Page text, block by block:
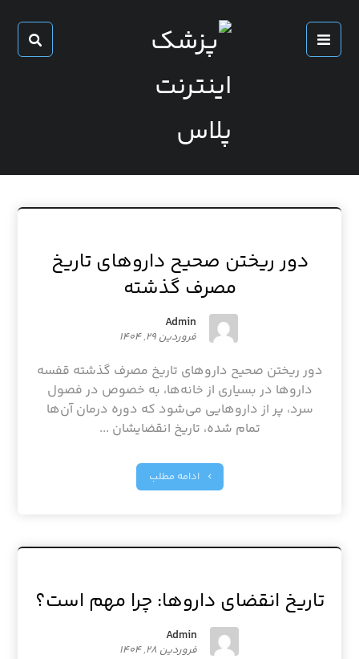
دور ریختن صحیح داروهای تاریخ
مصرف گذشته
Admin
فروردین ۲۹, ۱۴۰۴
دور ریختن صحیح داروهای تاریخ مصرف گذشته قفسه
داروها در بسیاری از خانه‌ها، به خصوص در فصول
سرد، پر از داروهایی می‌شود که دوره درمان آن‌ها
تمام شده، تاریخ انقضایشان ...
ادامه مطلب
تاریخ انقضای داروها: چرا مهم است؟
Admin
فروردین ۲۸, ۱۴۰۴